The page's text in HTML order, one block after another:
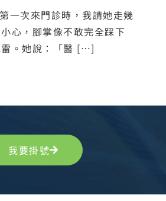
一次來門診時，我請她走幾
心，腳掌像不敢完全踩下
雷。她說：「醫 […]
我要掛號